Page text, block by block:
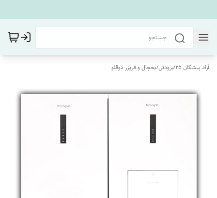
آراد پیشگان 25 /برودتی/یخچال و فریزر دوقلو